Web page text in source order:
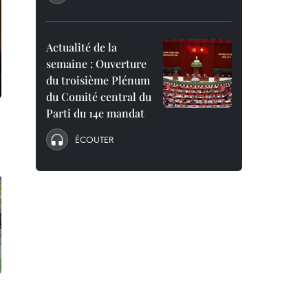
Actualité de la
semaine : Ouverture
du troisième Plénum
du Comité central du
Parti du 14e mandat
ÉCOUTER